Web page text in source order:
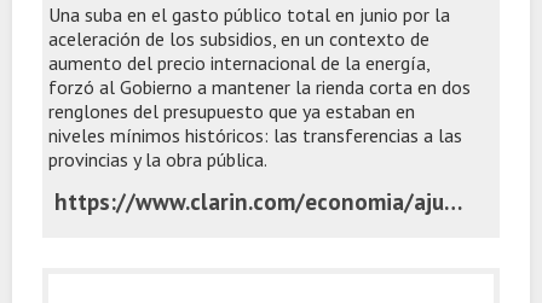
Una suba en el gasto público total en junio por la
aceleración de los subsidios, en un contexto de
aumento del precio internacional de la energía,
forzó al Gobierno a mantener la rienda corta en dos
renglones del presupuesto que ya estaban en
niveles mínimos históricos: las transferencias a las
provincias y la obra pública.
https://www.clarin.com/economia/ajuste-fiscal-gobierno-reforzo-recortes-obra-publica-provincias-compensar-mayor-gasto-subsidios